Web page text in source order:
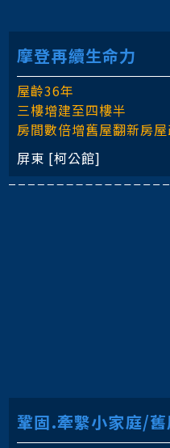
摩登再續生命力
屋齡36年
三樓增建至四樓半
房間數倍增舊屋翻新房
屏東 [柯公館]
鞏固.牽繫小家庭/